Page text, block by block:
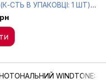
СТЬ В УПАКОВЦІ: 1 ШТ)
502